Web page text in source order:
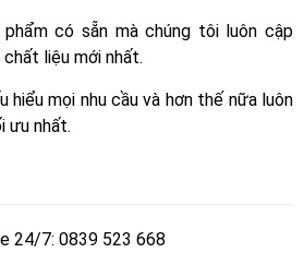
có sẵn mà chúng tôi luôn cập
liệu mới nhất.
hiểu mọi nhu cầu và hơn thế nữa luôn
ưu nhất.
24/7: 0839 523 668